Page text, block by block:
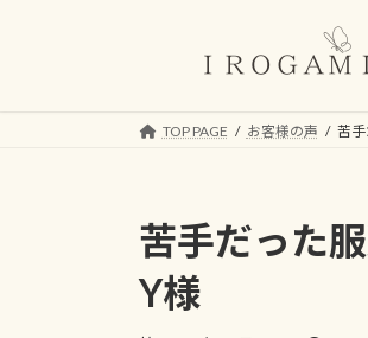
TOP PAGE お客様の声 苦
苦手だった
Y様